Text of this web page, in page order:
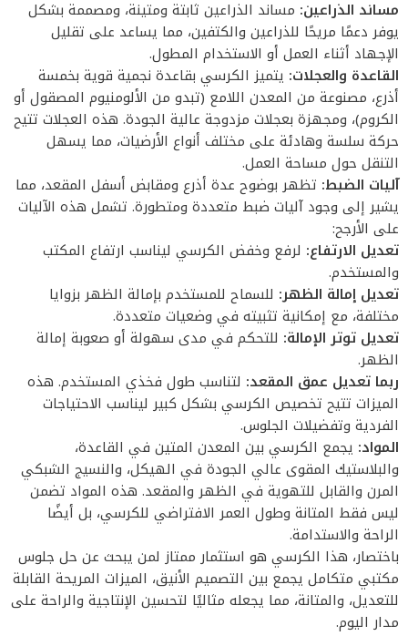
مساند الذراعين: مساند الذراعين ثابتة ومتينة، ومصممة بشكل
يوفر دعمًا مريحًا للذراعين والكتفين، مما يساعد على تقليل
الإجهاد أثناء العمل أو الاستخدام المطول.
القاعدة والعجلات: يتميز الكرسي بقاعدة نجمية قوية بخمسة
أذرع، مصنوعة من المعدن اللامع (تبدو من الألومنيوم المصقول أو
الكروم)، ومجهزة بعجلات مزدوجة عالية الجودة. هذه العجلات تتيح
حركة سلسة وهادئة على مختلف أنواع الأرضيات، مما يسهل
التنقل حول مساحة العمل.
آليات الضبط: تظهر بوضوح عدة أذرع ومقابض أسفل المقعد، مما
يشير إلى وجود آليات ضبط متعددة ومتطورة. تشمل هذه الآليات
على الأرجح:
تعديل الارتفاع: لرفع وخفض الكرسي ليناسب ارتفاع المكتب
والمستخدم.
تعديل إمالة الظهر: للسماح للمستخدم بإمالة الظهر بزوايا
مختلفة، مع إمكانية تثبيته في وضعيات متعددة.
تعديل توتر الإمالة: للتحكم في مدى سهولة أو صعوبة إمالة
الظهر.
ربما تعديل عمق المقعد: لتناسب طول فخذي المستخدم. هذه
الميزات تتيح تخصيص الكرسي بشكل كبير ليناسب الاحتياجات
الفردية وتفضيلات الجلوس.
المواد: يجمع الكرسي بين المعدن المتين في القاعدة،
والبلاستيك المقوى عالي الجودة في الهيكل، والنسيج الشبكي
المرن والقابل للتهوية في الظهر والمقعد. هذه المواد تضمن
ليس فقط المتانة وطول العمر الافتراضي للكرسي، بل أيضًا
الراحة والاستدامة.
باختصار، هذا الكرسي هو استثمار ممتاز لمن يبحث عن حل جلوس
مكتبي متكامل يجمع بين التصميم الأنيق، الميزات المريحة القابلة
للتعديل، والمتانة، مما يجعله مثاليًا لتحسين الإنتاجية والراحة على
مدار اليوم.